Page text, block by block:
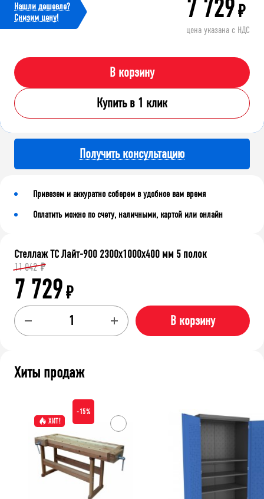
Нашли дешевле?
Cнизим цену!
7 729₽
цена указана с НДС
В корзину
Купить в 1 клик
Получить консультацию
Привезем и аккуратно соберем в удобное вам время
Оплатить можно по счету, наличными, картой или онлайн
Стеллаж ТС Лайт-900 2300х1000х400 мм 5 полок
11 042 ₽
7 729₽
В корзину
Хиты продаж
ХИТ!
-15%